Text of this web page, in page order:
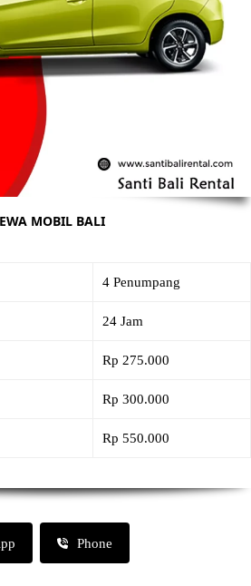
MOBIL BALI
4 Penumpang
24 Jam
Rp 275.000
Rp 300.000
Rp 550.000
Phone